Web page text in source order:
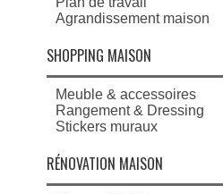
Agrandissement maison
SHOPPING MAISON
Meuble & accessoires
Rangement & Dressing
Stickers muraux
RÉNOVATION MAISON